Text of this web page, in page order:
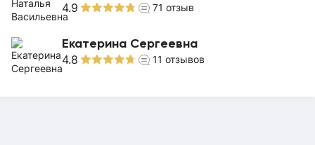
4.9 71 отзыв
Екатерина Сергеевна
4.8 11 отзывов